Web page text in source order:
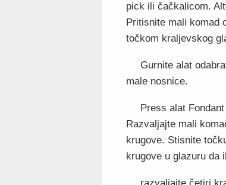
pick ili čačkalicom.
Pritisnite mali komad
točkom kraljevskog
Gurnite alat
male nosnice.
Press alat
Razvaljajte mali
krugove. Stisnite
krugove u glazuru da